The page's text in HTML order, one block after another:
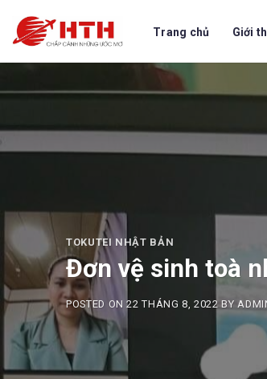
content
Trang chủ Giới
TOKUTEI NHẬT BẢN
Đơn vệ sinh toà
POSTED ON22 THÁNG 8, 2022 BY